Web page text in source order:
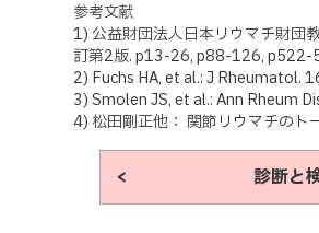
参考文献
1) 公益財団法人日本リウマチ財団
訂第2版. p13-26, p88-126, p522-
2) Fuchs HA, et al.: J Rheumatol.
3) Smolen JS, et al.: Ann Rheum
4) 松田剛正他： 関節リウマチの
< 診断と検